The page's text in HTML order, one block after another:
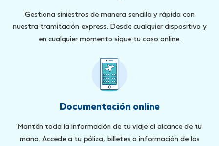
Gestiona siniestros de manera sencilla y rápida con
nuestra tramitación express. Desde cualquier dispositivo y
en cualquier momento sigue tu caso online.
Documentación online
Mantén toda la información de tu viaje al alcance de tu
mano. Accede a tu póliza, billetes o información de los